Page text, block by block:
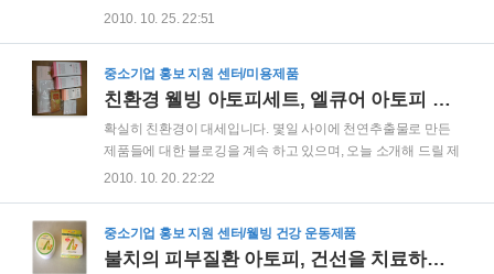
성제가 첨가되지 않은 5無 제품으로 아토워시, 아토 오일, 그리
주는 길경(도라지), 피부 장벽을 구성해 주는 리시틴, 효과적인
보습을 위한 호호바, 그리고 항균성분인 유황, 캐모마일, 티트리
오일 등 친환경 성분으로 구성되어 있습니다. 엘큐어 아토피 세
트에 대한 1차 리뷰를 통하여 제품에 대한 기본적인 정보 및 효
2010. 10. 25. 22:51
중소기업 홍보 지원 센터/미용제품
친환경 웰빙 아토피세트, 엘큐어 아토피 세트(워시+오일+로션)
확실히 친환경이 대세입니다. 몇일 사이에 천연추출물로 만든
제품들에 대한 블로깅을 계속 하고 있으며, 오늘 소개해 드릴 제
품 또한 웰빙 친환경 아토피 세트인 엘큐어 아토피 세트(워시
이런 친환경 제품은 더욱 많아질 것으로 예상을 합니다. ▷ 친환
경 관련 제품 포스팅 참조 천연추출물로 만든 자연을 닮은 살균
2010. 10. 20. 22:22
중소기업 홍보 지원 센터/웰빙 건강 운동제품
불치의 피부질환 아토피, 건선을 치료하는 놀란바이오 ato7